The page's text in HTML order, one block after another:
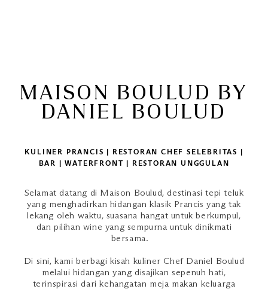
MAISON BOULUD BY
DANIEL BOULUD
KULINER PRANCIS | RESTORAN CHEF SELEBRITAS |
BAR | WATERFRONT | RESTORAN UNGGULAN
Selamat datang di Maison Boulud, destinasi tepi teluk
yang menghadirkan hidangan klasik Prancis yang tak
lekang oleh waktu, suasana hangat untuk berkumpul,
dan pilihan wine yang sempurna untuk dinikmati
bersama.
Di sini, kami berbagi kisah kuliner Chef Daniel Boulud
melalui hidangan yang disajikan sepenuh hati,
terinspirasi dari kehangatan meja makan keluarga